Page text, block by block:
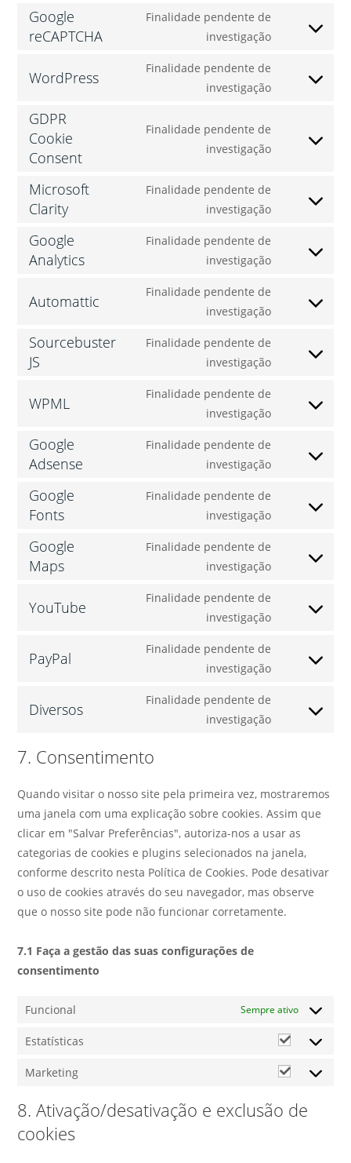
Google
reCAPTCHA
Finalidade pendente de
investigação
WordPress
Finalidade pendente de
investigação
GDPR
Cookie
Consent
Finalidade pendente de
investigação
Microsoft
Clarity
Finalidade pendente de
investigação
Google
Analytics
Finalidade pendente de
investigação
Automattic
Finalidade pendente de
investigação
Sourcebuster
JS
Finalidade pendente de
investigação
WPML
Finalidade pendente de
investigação
Google
Adsense
Finalidade pendente de
investigação
Google
Fonts
Finalidade pendente de
investigação
Google
Maps
Finalidade pendente de
investigação
YouTube
Finalidade pendente de
investigação
PayPal
Finalidade pendente de
investigação
Diversos
Finalidade pendente de
investigação
7. Consentimento
Quando visitar o nosso site pela primeira vez, mostraremos
uma janela com uma explicação sobre cookies. Assim que
clicar em "Salvar Preferências", autoriza-nos a usar as
categorias de cookies e plugins selecionados na janela,
conforme descrito nesta Política de Cookies. Pode desativar
o uso de cookies através do seu navegador, mas observe
que o nosso site pode não funcionar corretamente.
7.1 Faça a gestão das suas configurações de
consentimento
Funcional Sempre ativo
Estatísticas
Marketing
8. Ativação/desativação e exclusão de
cookies